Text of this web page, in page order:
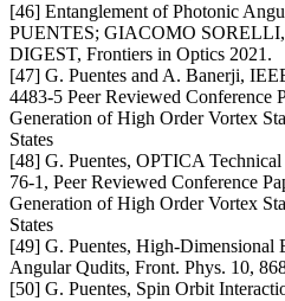
[46] Entanglement of Photonic
PUENTES; GIACOMO
DIGEST, Frontiers in Optics 2021.
[47] G. Puentes and A. Banerji,
4483-5 Peer Reviewed Conference
Generation of High Order Vortex
States
[48] G. Puentes, OPTICA
76-1, Peer Reviewed Conference
Generation of High Order Vortex
States
[49] G. Puentes, High-Dimensional
Angular Qudits, Front. Phys. 10,
[50] G. Puentes, Spin Orbit